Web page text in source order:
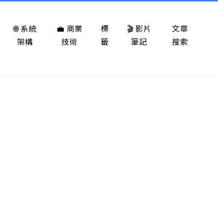
🌐 系統
架構
💼 商業
技術
標
籤
🎬 影片
筆記
文章
搜索